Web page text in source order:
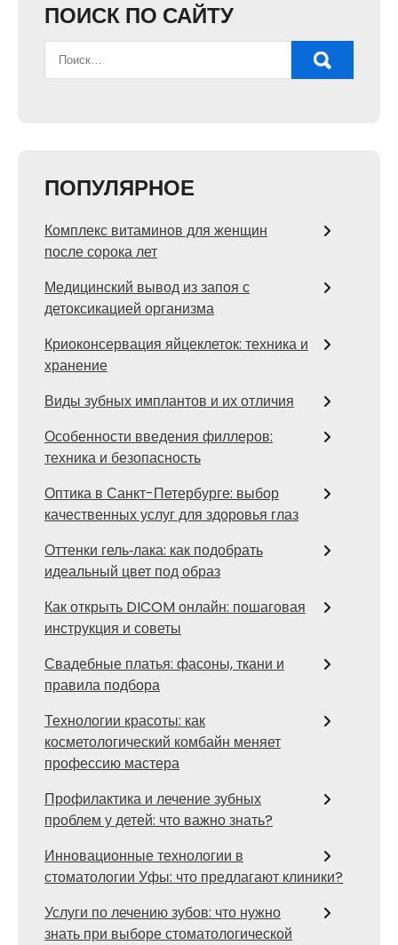
ПОИСК ПО САЙТУ
ПОПУЛЯРНОЕ
Комплекс витаминов для женщин
после сорока лет
Медицинский вывод из запоя с
детоксикацией организма
Криоконсервация яйцеклеток: техника и
хранение
Виды зубных имплантов и их отличия
Особенности введения филлеров:
техника и безопасность
Оптика в Санкт-Петербурге: выбор
качественных услуг для здоровья глаз
Оттенки гель‑лака: как подобрать
идеальный цвет под образ
Как открыть DICOM онлайн: пошаговая
инструкция и советы
Свадебные платья: фасоны, ткани и
правила подбора
Технологии красоты: как
косметологический комбайн меняет
профессию мастера
Профилактика и лечение зубных
проблем у детей: что важно знать?
Инновационные технологии в
стоматологии Уфы: что предлагают клиники?
Услуги по лечению зубов: что нужно
знать при выборе стоматологической